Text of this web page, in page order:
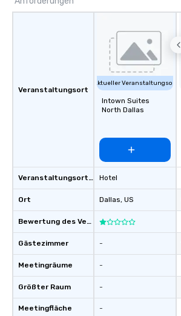
Veranstaltungsort
Veranstaltungsortstyp
Ort
Bewertung des Veranstaltungsortes
Gästezimmer
Meetingräume
Größter Raum
Meetingfläche
Aktueller Veranstaltungsort
Intown Suites
North Dallas
Hotel
Dallas, US
-
-
-
-